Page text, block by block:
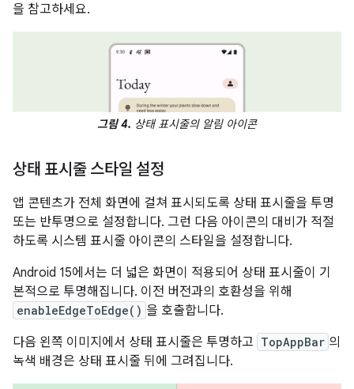
을 참고하세요.
그림 4. 상태 표시줄의 알림 아이콘
상태 표시줄 스타일 설정
앱 콘텐츠가 전체 화면에 걸쳐 표시되도록 상태 표시줄을 투명
또는 반투명으로 설정합니다. 그런 다음 아이콘의 대비가 적절
하도록 시스템 표시줄 아이콘의 스타일을 설정합니다.
Android 15에서는 더 넓은 화면이 적용되어 상태 표시줄이 기
본적으로 투명해집니다. 이전 버전과의 호환성을 위해
enableEdgeToEdge() 을 호출합니다.
다음 왼쪽 이미지에서 상태 표시줄은 투명하고 TopAppBar 의
녹색 배경은 상태 표시줄 뒤에 그려집니다.